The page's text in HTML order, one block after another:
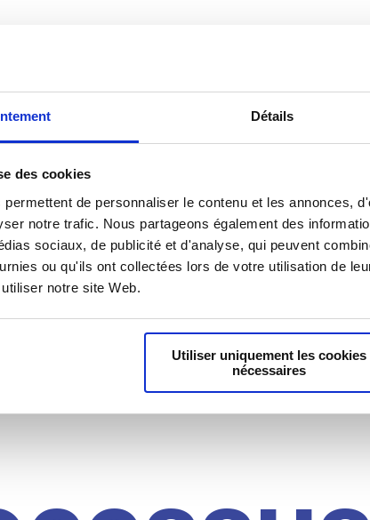
Détails
des cookies
permettent de personnaliser le contenu et les annonces,
notre trafic. Nous partageons également des
sociaux, de publicité et d'analyse, qui peuvent
ou qu'ils ont collectées lors de votre utilisation de
notre site Web.
Utiliser uniquement les cookies
nécessaires
:
du
: